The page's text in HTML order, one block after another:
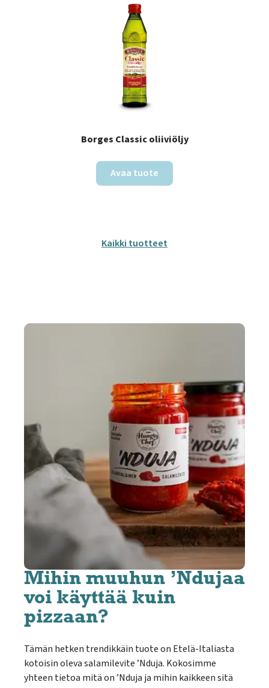
Borges Classic oliiviöljy
Avaa tuote
Kaikki tuotteet
Mihin muuhun ’Ndujaa
voi käyttää kuin
pizzaan?
Tämän hetken trendikkäin tuote on Etelä-Italiasta
kotoisin oleva salamilevite ’Nduja. Kokosimme
yhteen tietoa mitä on ’Nduja ja mihin kaikkeen sitä